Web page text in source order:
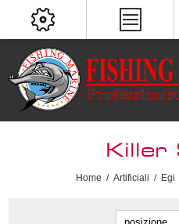
Killer
Home / Artificiali / Egi